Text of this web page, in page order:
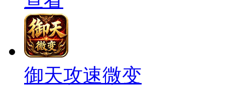
御天攻速微变